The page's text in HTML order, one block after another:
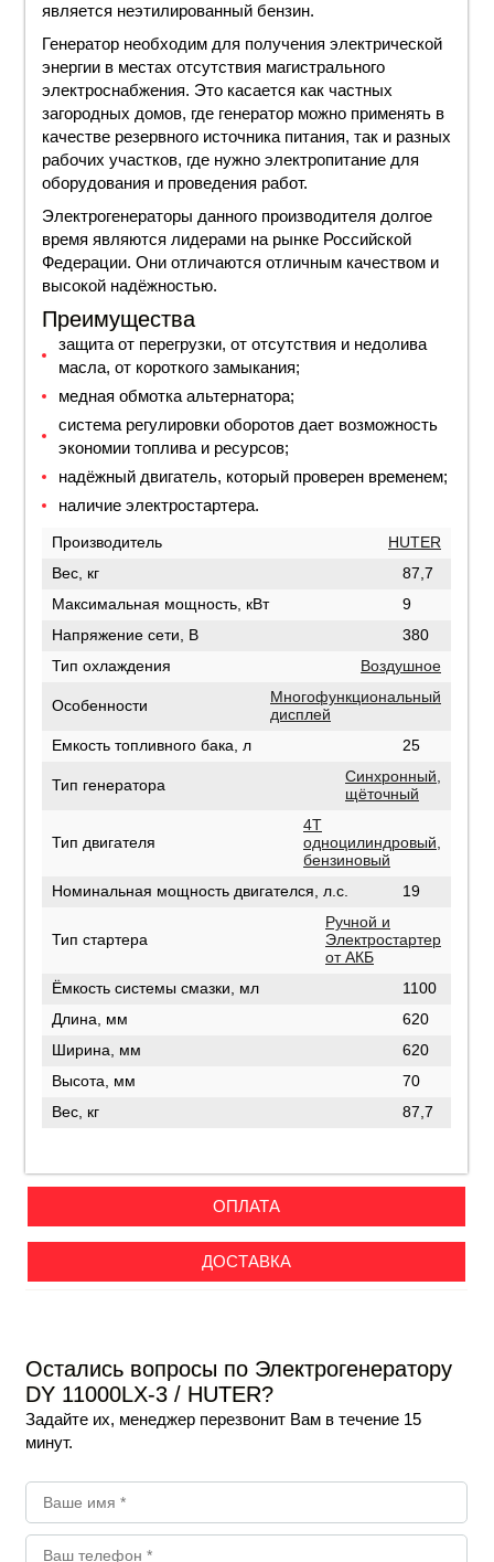
является неэтилированный бензин.
Генератор необходим для получения электрической
энергии в местах отсутствия магистрального
электроснабжения. Это касается как частных
загородных домов, где генератор можно применять в
качестве резервного источника питания, так и разных
рабочих участков, где нужно электропитание для
оборудования и проведения работ.
Электрогенераторы данного производителя долгое
время являются лидерами на рынке Российской
Федерации. Они отличаются отличным качеством и
высокой надёжностью.
Преимущества
защита от перегрузки, от отсутствия и недолива
масла, от короткого замыкания;
медная обмотка альтернатора;
система регулировки оборотов дает возможность
экономии топлива и ресурсов;
надёжный двигатель, который проверен временем;
наличие электростартера.
Производитель
HUTER
Вес, кг
87,7
Максимальная мощность, кВт
9
Напряжение сети, В
380
Тип охлаждения
Воздушное
Особенности
Многофункциональный
дисплей
Емкость топливного бака, л
25
Тип генератора
Синхронный,
щёточный
Тип двигателя
4Т
одноцилиндровый,
бензиновый
Номинальная мощность двигателся, л.с.
19
Тип стартера
Ручной и
Электростартер
от АКБ
Ёмкость системы смазки, мл
1100
Длина, мм
620
Ширина, мм
620
Высота, мм
70
Вес, кг
87,7
ОПЛАТА
ДОСТАВКА
Остались вопросы по Электрогенератору
DY 11000LX-3 / HUTER?
Задайте их, менеджер перезвонит Вам в течение 15
минут.